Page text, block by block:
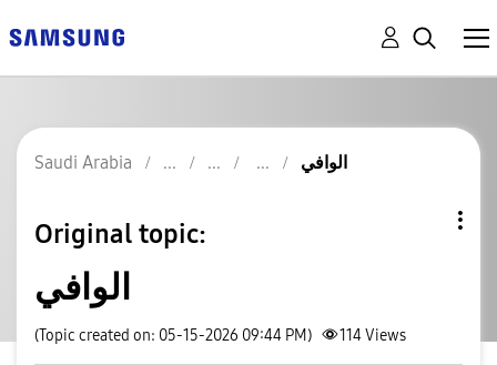
Saudi Arabia الوافي
Original topic:
الوافي
(Topic created on: 05-15-2026 09:44 PM) 114Views